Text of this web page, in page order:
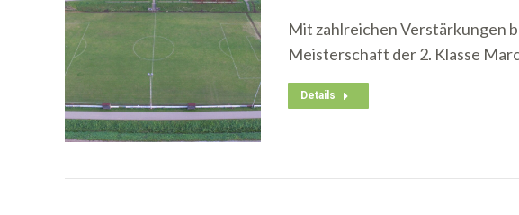
Mit zahlreichen Verstärkungen
Meisterschaft der 2. Klasse
Details